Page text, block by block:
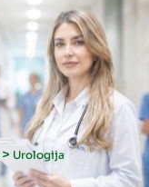
> Urologija